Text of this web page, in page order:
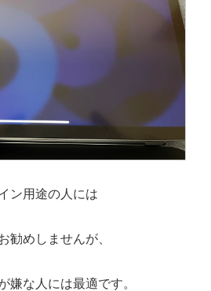
ン用途の人には
勧めしませんが、
嫌な人には最適です。